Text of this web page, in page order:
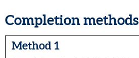
Completion methods
Method 1